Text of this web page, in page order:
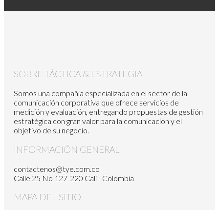
SOBRE TÁCTICA & ESTRATEGIA
Somos una compañía especializada en el sector de la
comunicación corporativa que ofrece servicios de
medición y evaluación, entregando propuestas de gestión
estratégica con gran valor para la comunicación y el
objetivo de su negocio.
INFORMACIÓN GENERAL
contactenos@tye.com.co
Calle 25 No 127-220 Cali - Colombia
MAPA DEL SITIO